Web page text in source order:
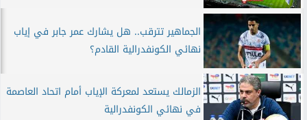
الجماهير تترقب.. هل يشارك عمر جابر في إياب
نهائي الكونفدرالية القادم؟
الزمالك يستعد لمعركة الإياب أمام اتحاد العاصمة
في نهائي الكونفدرالية